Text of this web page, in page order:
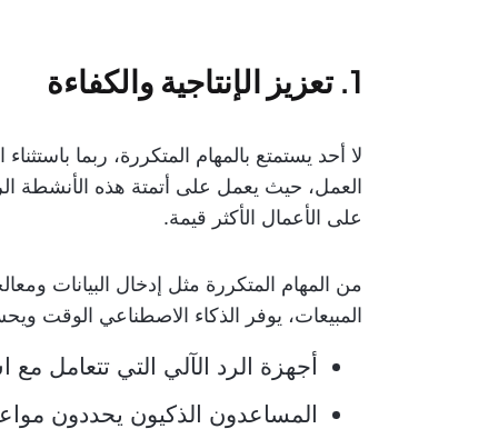
1. تعزيز الإنتاجية والكفاءة
لا أحد يستمتع بالمهام المتكررة، ربما
العمل، حيث يعمل على أتمتة هذه الأنشطة
على الأعمال الأكثر قيمة.
من المهام المتكررة مثل إدخال البيانات
المبيعات، يوفر الذكاء الاصطناعي الوقت
أجهزة الرد الآلي التي تتعامل مع
المساعدون الذكيون يحددون